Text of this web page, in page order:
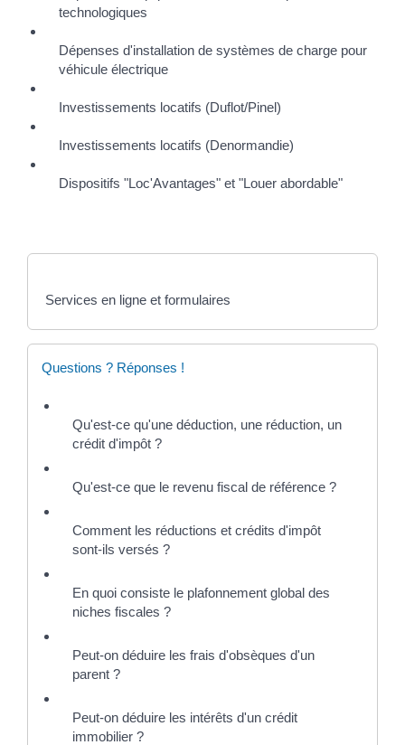
technologiques
Dépenses d'installation de systèmes de charge pour
véhicule électrique
Investissements locatifs (Duflot/Pinel)
Investissements locatifs (Denormandie)
Dispositifs "Loc'Avantages" et "Louer abordable"
Services en ligne et formulaires
Questions ? Réponses !
Qu'est-ce qu'une déduction, une réduction, un
crédit d'impôt ?
Qu'est-ce que le revenu fiscal de référence ?
Comment les réductions et crédits d'impôt
sont-ils versés ?
En quoi consiste le plafonnement global des
niches fiscales ?
Peut-on déduire les frais d'obsèques d'un
parent ?
Peut-on déduire les intérêts d'un crédit
immobilier ?